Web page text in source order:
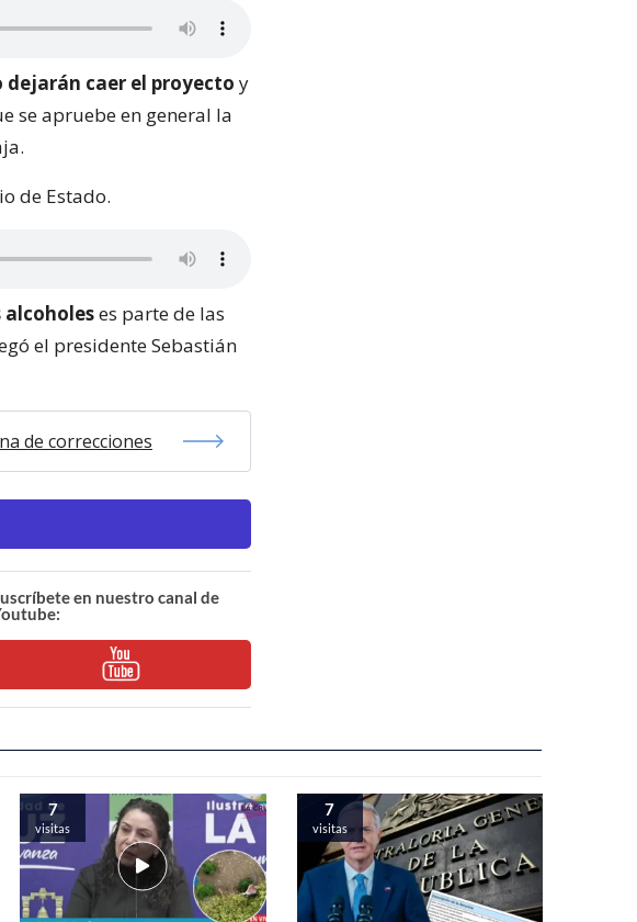
dejarán caer el proyecto y
se apruebe en general la
de Estado.
alcoholeses parte de las
el presidente Sebastián
de correcciones
en nuestro canal de
7
visitas
7
visitas